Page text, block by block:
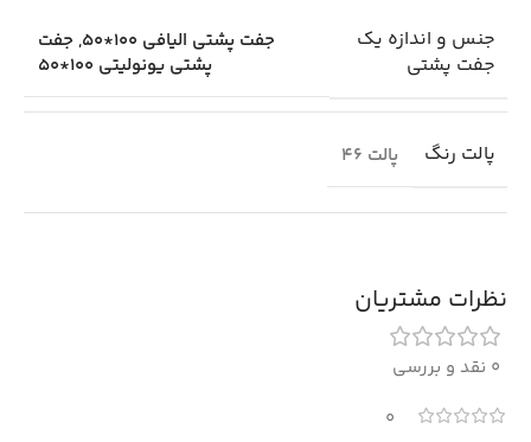
جنس و اندازه یک
جفت پشتی
جفت پشتی الیافی 100*50 , جفت
پشتی یونولیتی 100*50
پالت رنگ پالت 46
نظرات مشتریان
0 نقد و بررسی
0